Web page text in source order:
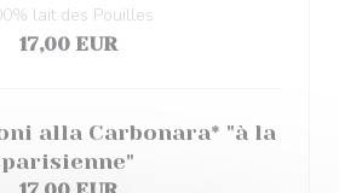
lait des Pouilles
17,00 EUR
alla Carbonara* "à la
parisienne"